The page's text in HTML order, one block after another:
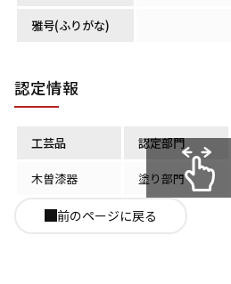
雅号(ふりがな)
認定情報
工芸品 認定部門
木曽漆器 塗り部門
前のページに戻る